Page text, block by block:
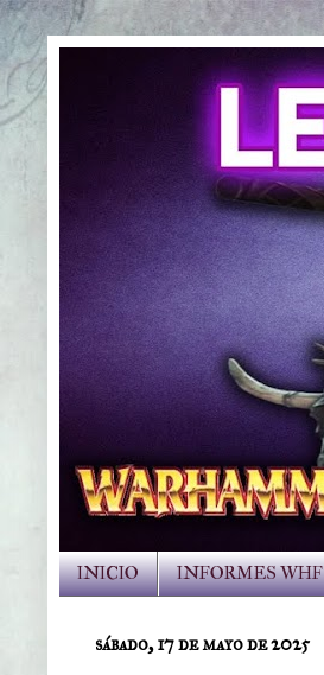
INICIO INFORMES WHF
sábado, 17 de mayo de 2025